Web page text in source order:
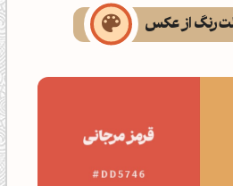
رنگ از عکس